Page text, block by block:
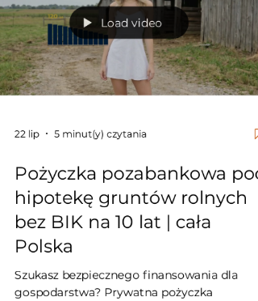
Decyzja w 120 minut.
Load video
22 lip 5 minut(y) czytania
Pożyczka pozabankowa pod
hipotekę gruntów rolnych
bez BIK na 10 lat | cała
Polska
Szukasz bezpiecznego finansowania dla
gospodarstwa? Prywatna pożyczka